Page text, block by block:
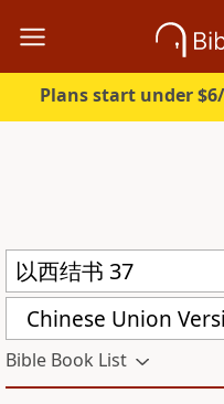
Plans start under
Bible Book List